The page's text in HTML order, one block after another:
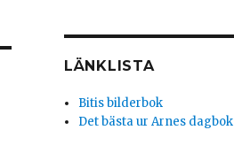
LÄNKLISTA
Bitis bilderbok
Det bästa ur Arnes dagbok